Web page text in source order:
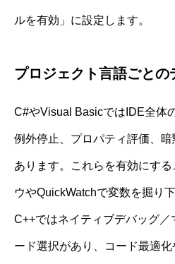
ルを有効」に設定します。
プロジェクト言語ごとの
C#やVisual BasicではIDE全体
例外停止、プロパティ評価、
あります。これらを有効にす
ウやQuickWatchで変数を掘り
C++ではネイティブデバッグ
ード選択があり、コード最適